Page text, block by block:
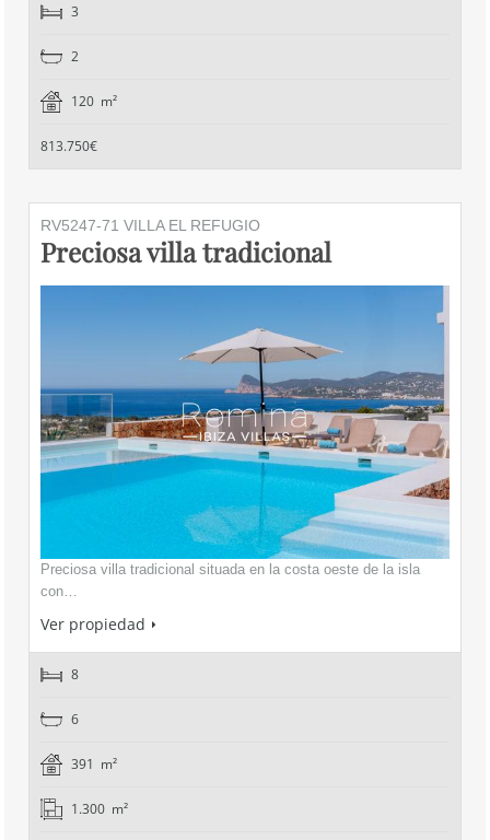
3
2
120 m²
813.750€
RV5247-71 VILLA EL REFUGIO
Preciosa villa tradicional
Preciosa villa tradicional situada en la costa oeste de la isla
con…
Ver propiedad
8
6
391 m²
1.300 m²